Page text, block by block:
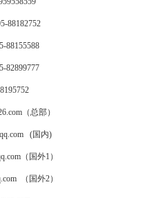
88182752
（总部）
(国内)
（国外1）
（国外2）